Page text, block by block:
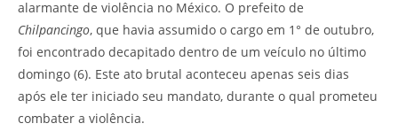
alarmante de violência no México. O prefeito de
Chilpancingo, que havia assumido o cargo em 1° de outubro,
foi encontrado decapitado dentro de um veículo no último
domingo (6). Este ato brutal aconteceu apenas seis dias
após ele ter iniciado seu mandato, durante o qual prometeu
combater a violência.